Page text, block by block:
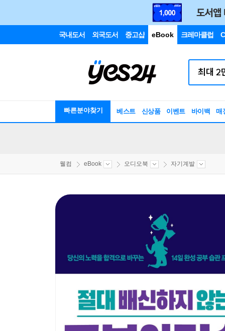
국내도서 외국도서 중고샵 eBook 크레마클럽
빠른분야찾기 베스트 신상품 이벤트 바이백 매
웰컴 eBook 오디오북 자기계발